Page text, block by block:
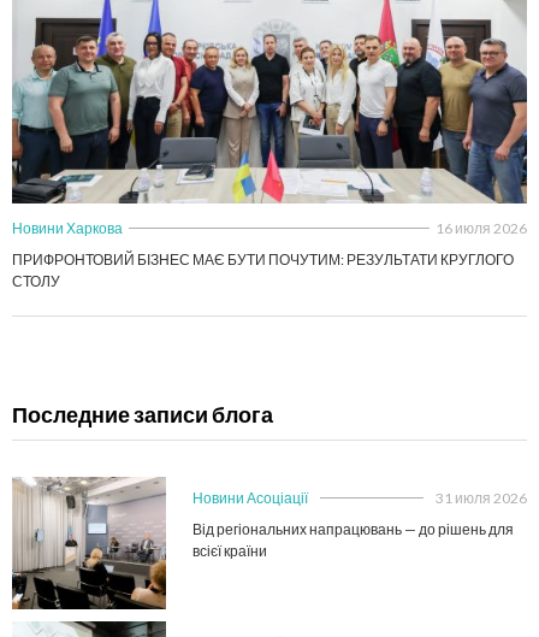
Новини Харкова
16 июля 2026
ПРИФРОНТОВИЙ БІЗНЕС МАЄ БУТИ ПОЧУТИМ: РЕЗУЛЬТАТИ КРУГЛОГО
СТОЛУ
Последние записи блога
Новини Асоціації
31 июля 2026
Від регіональних напрацювань — до рішень для
всієї країни